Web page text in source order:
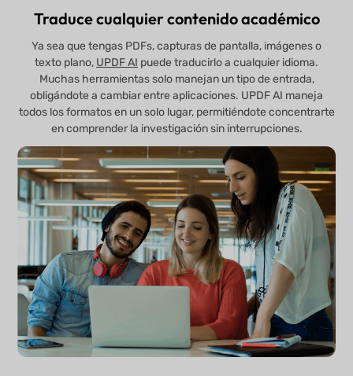
Traduce cualquier contenido académico
Ya sea que tengas PDFs, capturas de pantalla, imágenes o
texto plano, UPDF AI puede traducirlo a cualquier idioma.
Muchas herramientas solo manejan un tipo de entrada,
obligándote a cambiar entre aplicaciones. UPDF AI maneja
todos los formatos en un solo lugar, permitiéndote concentrarte
en comprender la investigación sin interrupciones.